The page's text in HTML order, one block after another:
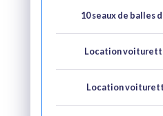
10 seaux de balles
Location
Location